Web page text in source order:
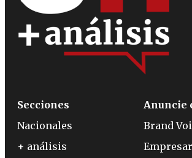
Secciones
Nacionales
+ análisis
Anuncie
Brand